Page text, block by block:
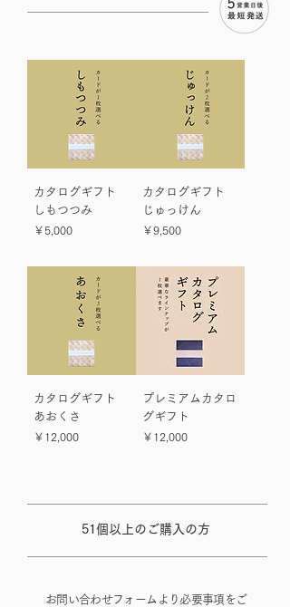
カタログギフト
しもつつみ
価格
￥5,000
カタログギフト
じゅっけん
価格
￥9,500
カタログギフト
あおくさ
価格
￥12,000
プレミアムカタロ
グギフト
価格
￥12,000
51個以上のご購入の方
お問い合わせフォームより必要事項をご